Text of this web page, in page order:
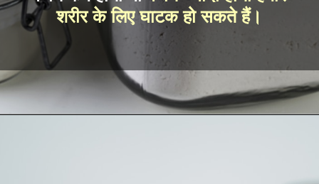
शरीर के लिए घाटक हो सकते हैं।